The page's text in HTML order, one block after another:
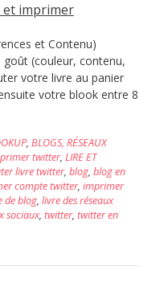
et imprimer
et Contenu)
(couleur, contenu,
votre livre au panier
votre blook entre 8
, BLOGS, RÉSEAUX
twitter, LIRE ET
livre twitter, blog, blog en
compte twitter, imprimer
de blog, livre des réseaux
sociaux, twitter, twitter en